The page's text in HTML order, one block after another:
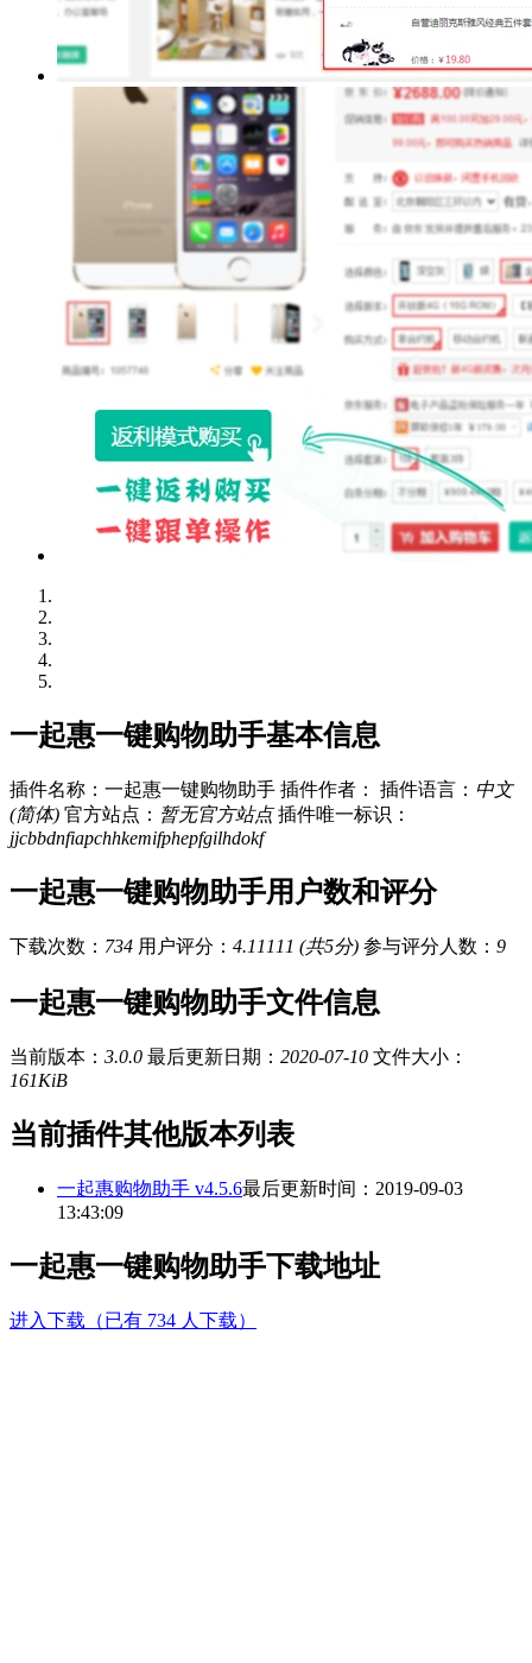
一起惠一键购物助手基本信息
插件名称：一起惠一键购物助手 插件作者： 插件语言： 中文
(简体) 官方站点： 暂无官方站点 插件唯一标识：
jjcbbdnfiapchhkemifphepfgilhdokf
一起惠一键购物助手用户数和评分
下载次数： 734 用户评分： 4.11111 (共5分) 参与评分人数： 9
一起惠一键购物助手文件信息
当前版本： 3.0.0 最后更新日期： 2020-07-10 文件大小：
161KiB
当前插件其他版本列表
一起惠购物助手 v4.5.6最后更新时间：2019-09-03
13:43:09
一起惠一键购物助手下载地址
进入下载（已有 734 人下载）